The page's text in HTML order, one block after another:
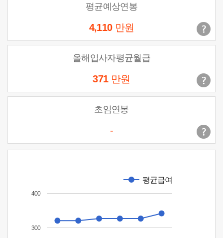
평균예상연봉
4,110 만원
올해입사자평균월급
371 만원
초임연봉
-
평균급여
300
400